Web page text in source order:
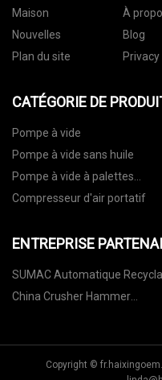
Maison À
Nouvelles
Blog
Plan du site
CATÉGORIE DE
Pompe à vide
Pompe à vide sans huile
Pompe à vide à palettes
rotatives
Compresseur d'air portatif
ENTREPRISE
SUMAC Automatique Recyclage
Équipement Cie., Ltd
China Crusher Hammer
Copyright ©